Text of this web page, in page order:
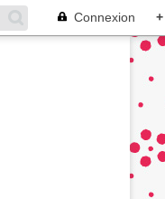
Connexion +